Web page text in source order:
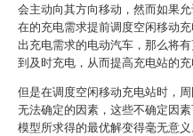
会主动向其方向移动，然而如果
在的充电需求提前调度空闲移动
出充电需求的电动汽车，那么将
到及时充电，从而提高充电站的充
但是在调度空闲移动充电站时，
无法确定的因素，这些不确定因
模型所求得的最优解变得毫无意